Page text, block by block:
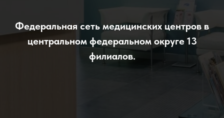
Федеральная сеть медицинских центров в
центральном федеральном округе 13
филиалов.